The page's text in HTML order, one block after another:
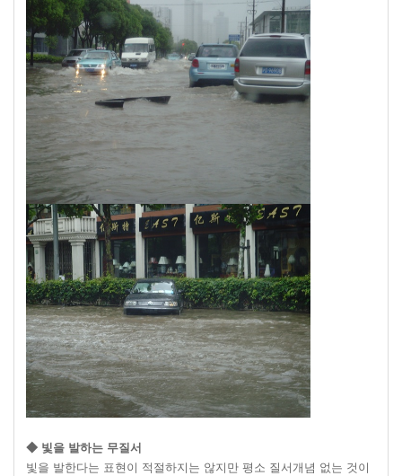
◆ 빛을 발하는 무질서
빛을 발한다는 표현이 적절하지는 않지만 평소 질서개념 없는 것이